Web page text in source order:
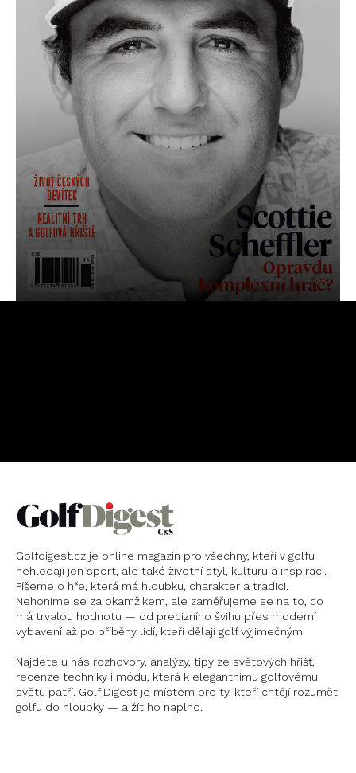
Golfdigest.cz je online magazín pro všechny, kteří v golfu
nehledají jen sport, ale také životní styl, kulturu a inspiraci.
Píšeme o hře, která má hloubku, charakter a tradici.
Nehoníme se za okamžikem, ale zaměřujeme se na to, co
má trvalou hodnotu — od precizního švihu přes moderní
vybavení až po příběhy lidí, kteří dělají golf výjimečným.
Najdete u nás rozhovory, analýzy, tipy ze světových hřišť,
recenze techniky i módu, která k elegantnímu golfovému
světu patří. Golf Digest je místem pro ty, kteří chtějí rozumět
golfu do hloubky — a žít ho naplno.